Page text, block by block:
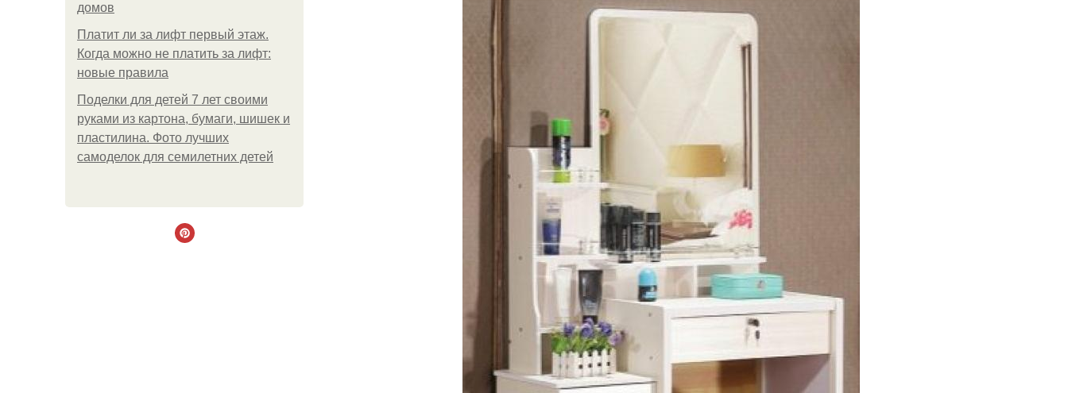
домов
Платит ли за лифт первый этаж.
Когда можно не платить за лифт:
новые правила
Поделки для детей 7 лет своими
руками из картона, бумаги, шишек и
пластилина. Фото лучших
самоделок для семилетних детей